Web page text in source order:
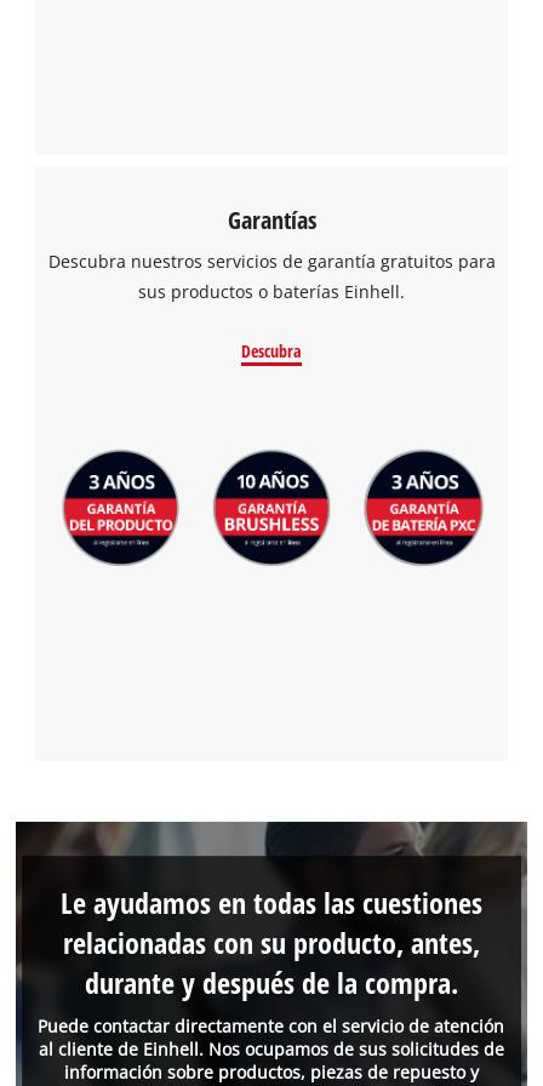
Garantías
Descubra nuestros servicios de garantía gratuitos para
sus productos o baterías Einhell.
Descubra
Puede contactar directamente con el servicio de atención
al cliente de Einhell. Nos ocupamos de sus solicitudes de
información sobre productos, piezas de repuesto y
Le ayudamos en todas las cuestiones
relacionadas con su producto, antes,
durante y después de la compra.